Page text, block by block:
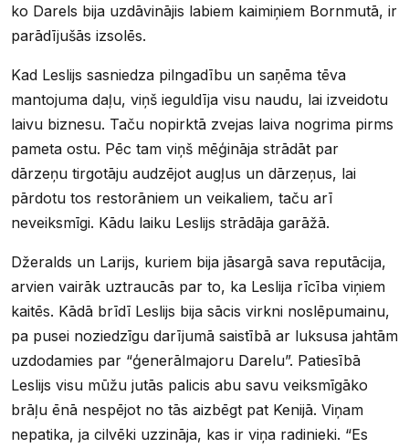
ko Darels bija uzdāvinājis labiem kaimiņiem Bornmutā, ir
parādījušās izsolēs.
Kad Leslijs sasniedza pilngadību un saņēma tēva
mantojuma daļu, viņš ieguldīja visu naudu, lai izveidotu
laivu biznesu. Taču nopirktā zvejas laiva nogrima pirms
pameta ostu. Pēc tam viņš mēģināja strādāt par
dārzeņu tirgotāju audzējot augļus un dārzeņus, lai
pārdotu tos restorāniem un veikaliem, taču arī
neveiksmīgi. Kādu laiku Leslijs strādāja garāžā.
Džeralds un Larijs, kuriem bija jāsargā sava reputācija,
arvien vairāk uztraucās par to, ka Leslija rīcība viņiem
kaitēs. Kādā brīdī Leslijs bija sācis virkni noslēpumainu,
pa pusei noziedzīgu darījumā saistībā ar luksusa jahtām
uzdodamies par “ģenerālmajoru Darelu”. Patiesībā
Leslijs visu mūžu jutās palicis abu savu veiksmīgāko
brāļu ēnā nespējot no tās aizbēgt pat Kenijā. Viņam
nepatika, ja cilvēki uzzināja, kas ir viņa radinieki. “Es